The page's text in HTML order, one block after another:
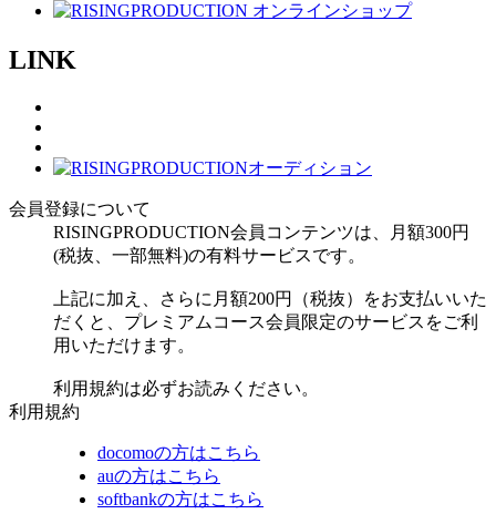
LINK
会員登録について
RISINGPRODUCTION会員コンテンツは、月額300円
(税抜、一部無料)の有料サービスです。
上記に加え、さらに月額200円（税抜）をお支払いいた
だくと、プレミアムコース会員限定のサービスをご利
用いただけます。
利用規約は必ずお読みください。
利用規約
docomoの方はこちら
auの方はこちら
softbankの方はこちら